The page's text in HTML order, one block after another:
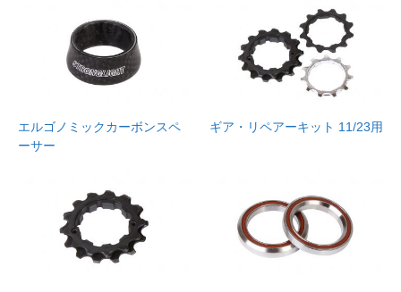
エルゴノミックカーボンスペ
ーサー
ギア・リペアーキット 11/23用